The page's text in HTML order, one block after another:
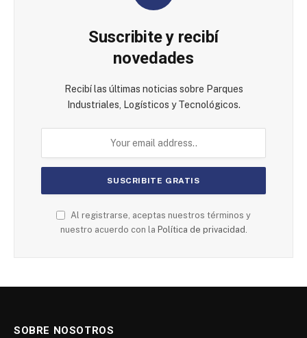
Suscribite y recibí
novedades
Recibí las últimas noticias sobre Parques
Industriales, Logísticos y Tecnológicos.
Al registrarse, aceptas nuestros términos y
nuestro acuerdo con la Política de privacidad.
SOBRE NOSOTROS